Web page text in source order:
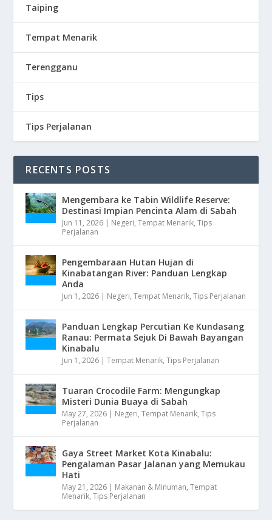
Taiping
Tempat Menarik
Terengganu
Tips
Tips Perjalanan
RECENTS POSTS
Mengembara ke Tabin Wildlife Reserve:
Destinasi Impian Pencinta Alam di Sabah
Jun 11, 2026 | Negeri,Tempat Menarik,Tips
Perjalanan
Pengembaraan Hutan Hujan di
Kinabatangan River: Panduan Lengkap
Anda
Jun 1, 2026 | Negeri,Tempat Menarik,Tips Perjalanan
Panduan Lengkap Percutian Ke Kundasang
Ranau: Permata Sejuk Di Bawah Bayangan
Kinabalu
Jun 1, 2026 |Tempat Menarik,Tips Perjalanan
Tuaran Crocodile Farm: Mengungkap
Misteri Dunia Buaya di Sabah
May 27, 2026 | Negeri,Tempat Menarik,Tips
Perjalanan
Gaya Street Market Kota Kinabalu:
Pengalaman Pasar Jalanan yang Memukau
Hati
May 21, 2026 | Makanan & Minuman,Tempat
Menarik,Tips Perjalanan